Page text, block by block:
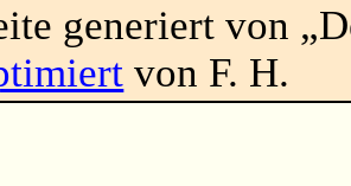
generiert von
von F. H.